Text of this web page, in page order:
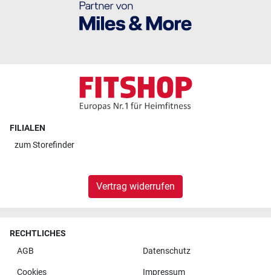
FILIALEN
zumStorefinder
Vertrag widerrufen
RECHTLICHES
AGB
Datenschutz
Cookies Impressum